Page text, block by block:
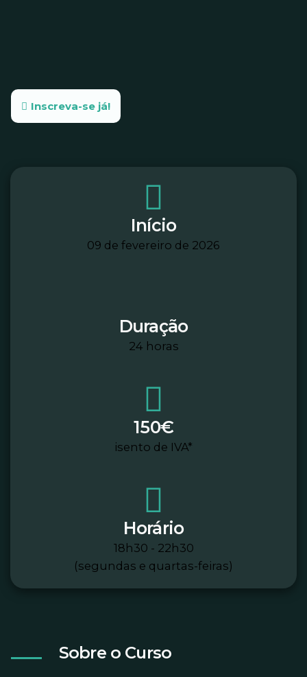
Inscreva-se já!
Início
09 de fevereiro de 2026
Duração
24 horas
150€
isento de IVA*
Horário
18h30 - 22h30
(segundas e quartas-feiras)
Sobre o Curso